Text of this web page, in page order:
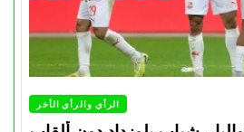
الرأي والرأي الأخر